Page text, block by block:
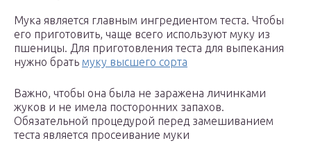
Мука является главным ингредиентом теста. Чтобы
его приготовить, чаще всего используют муку из
пшеницы. Для приготовления теста для выпекания
нужно брать муку высшего сорта
Важно, чтобы она была не заражена личинками
жуков и не имела посторонних запахов.
Обязательной процедурой перед замешиванием
теста является просеивание муки